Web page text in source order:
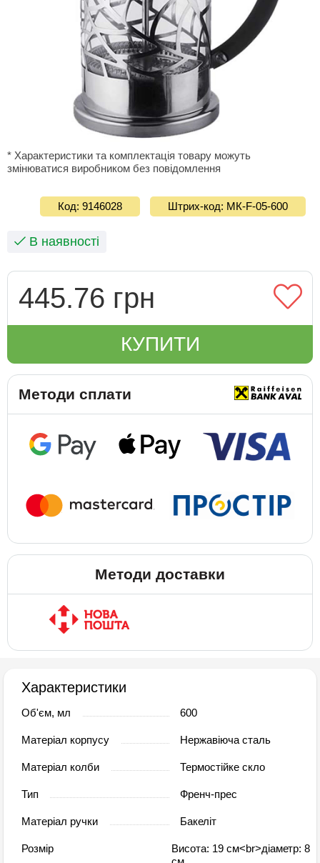
* Характеристики та комплектація товару можуть
змінюватися виробником без повідомлення
Код: 9146028 Штрих-код: МК-F-05-600
В наявності
445.76 грн
КУПИТИ
Методи сплати
Методи доставки
Характеристики
Об'єм, мл 600
Матеріал корпусу Нержавіюча сталь
Матеріал колби Термостійке скло
Тип Френч-прес
Матеріал ручки Бакеліт
Розмір
Висота: 19 см<br>діаметр: 8